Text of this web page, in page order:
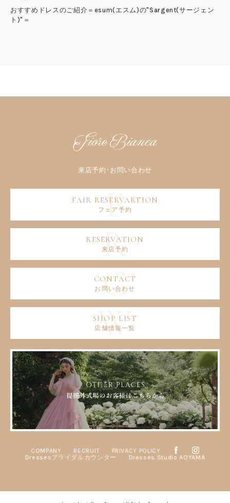
おすすめドレスのご紹介＝esum(エスム)の"Sargent(サージェン
ト)"＝
フェア予約
来店予約
お問い合わせ
店舗情報一覧
COMPANY RECRUIT
PRIVACY POLICY
Dressesブライダルカウンター
Dresses Studio AOYAMA